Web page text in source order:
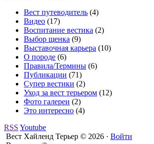
Вест путеводитель (4)
Видео (17)
Воспитание вестика (2)
Выбор щенка (9)
Выставочная карьера (10)
О породе (6)
Правила/Термины (6)
Публикации (71)
Супер вестики (2)
Уход за вест терьером (12)
Фото галереи (2)
Это интересно (4)
RSS Youtube
Вест Хайленд Терьер © 2026 · Войти